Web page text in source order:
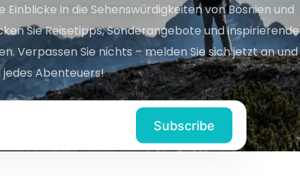
in die Sehenswürdigkeiten von Bosnien und
Sie Reisetipps, Sonderangebote und inspirierende
Verpassen Sie nichts – melden Sie sich jetzt an und
jedes Abenteuers!